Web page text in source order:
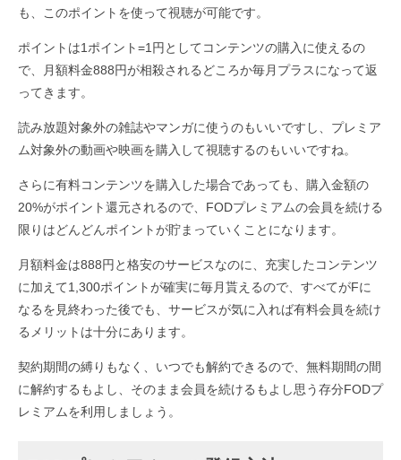
も、このポイントを使って視聴が可能です。
ポイントは1ポイント=1円としてコンテンツの購入に使えるの
で、月額料金888円が相殺されるどころか毎月プラスになって返
ってきます。
読み放題対象外の雑誌やマンガに使うのもいいですし、プレミア
ム対象外の動画や映画を購入して視聴するのもいいですね。
さらに有料コンテンツを購入した場合であっても、購入金額の
20%がポイント還元されるので、FODプレミアムの会員を続ける
限りはどんどんポイントが貯まっていくことになります。
月額料金は888円と格安のサービスなのに、充実したコンテンツ
に加えて1,300ポイントが確実に毎月貰えるので、すべてがFに
なるを見終わった後でも、サービスが気に入れば有料会員を続け
るメリットは十分にあります。
契約期間の縛りもなく、いつでも解約できるので、無料期間の間
に解約するもよし、そのまま会員を続けるもよし思う存分FODプ
レミアムを利用しましょう。